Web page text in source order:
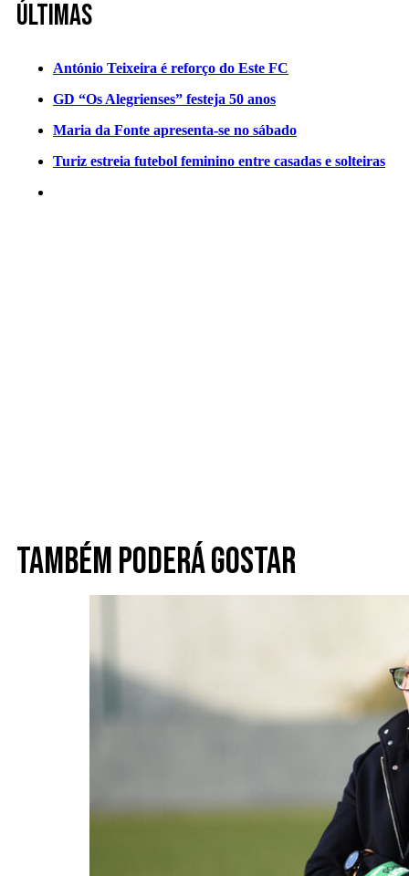
Últimas
António Teixeira é reforço do Este FC
GD “Os Alegrienses” festeja 50 anos
Maria da Fonte apresenta-se no sábado
Turiz estreia futebol feminino entre casadas e solteiras
Também poderá gostar